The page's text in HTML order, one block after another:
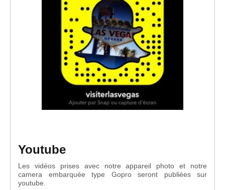
Youtube
Les vidéos prises avec notre appareil photo et notre
camera embarquée type Gopro seront publiées sur
youtube.